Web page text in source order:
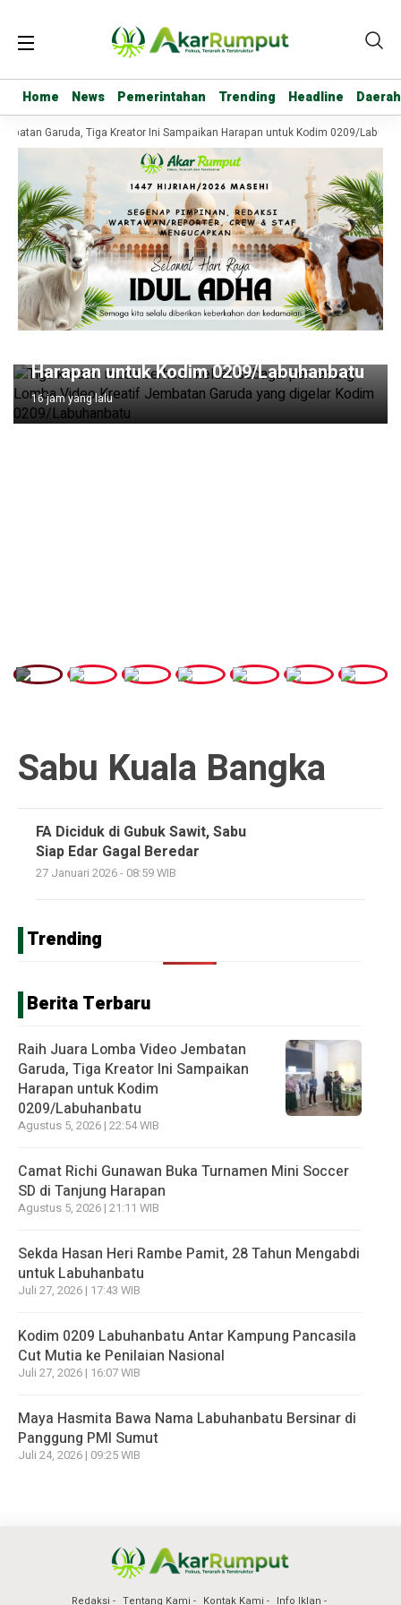
Home News Pemerintahan Trending Headline Daerah
Home News Pemerintahan Trending Headline Daerah
Garuda, Tiga Kreator Ini Sampaikan Harapan untuk Kodim 0209/
Headline
Raih Juara Lomba Video Jembatan
Harapan untuk Kodim 0209/Labuhanbatu
16 jam yang lalu
Sabu Kuala Bangka
FA Diciduk di Gubuk Sawit, Sabu
Siap Edar Gagal Beredar
27 Januari 2026 - 08:59 WIB
Trending
Berita Terbaru
Raih Juara Lomba Video Jembatan
Garuda, Tiga Kreator Ini Sampaikan
Harapan untuk Kodim
0209/Labuhanbatu
Agustus 5, 2026 | 22:54 WIB
Camat Richi Gunawan Buka Turnamen Mini Soccer
SD di Tanjung Harapan
Agustus 5, 2026 | 21:11 WIB
Sekda Hasan Heri Rambe Pamit, 28 Tahun Mengabdi
untuk Labuhanbatu
Juli 27, 2026 | 17:43 WIB
Kodim 0209 Labuhanbatu Antar Kampung Pancasila
Cut Mutia ke Penilaian Nasional
Juli 27, 2026 | 16:07 WIB
Maya Hasmita Bawa Nama Labuhanbatu Bersinar di
Panggung PMI Sumut
Juli 24, 2026 | 09:25 WIB
Redaksi Tentang Kami Kontak Kami Info Iklan